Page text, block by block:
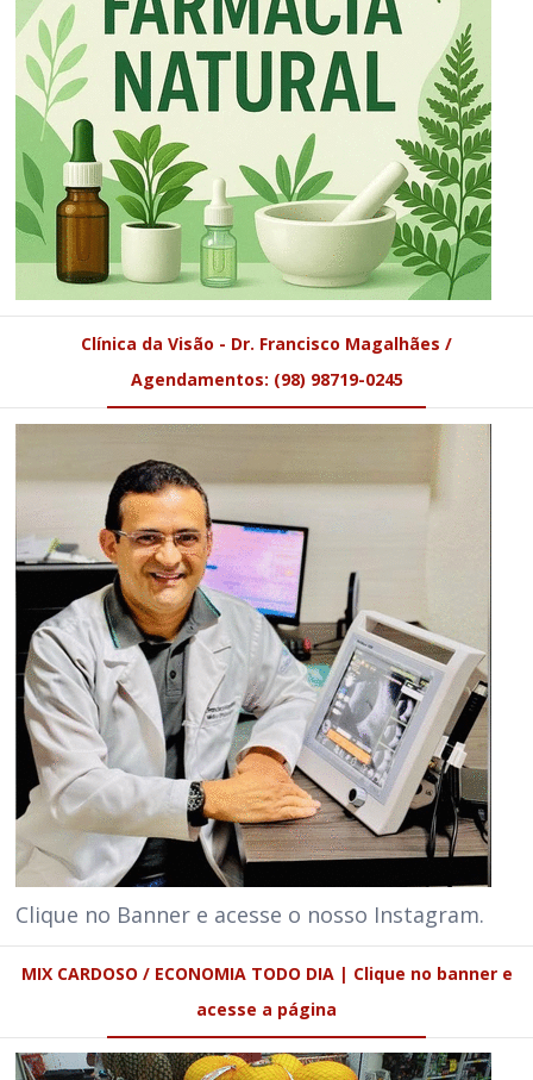
Clínica da Visão - Dr. Francisco Magalhães /
Agendamentos: (98) 98719-0245
Clique no Banner e acesse o nosso Instagram.
MIX CARDOSO / ECONOMIA TODO DIA | Clique no banner e
acesse a página